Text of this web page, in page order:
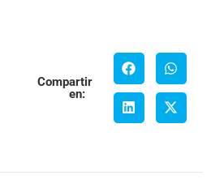
Compartir
en: